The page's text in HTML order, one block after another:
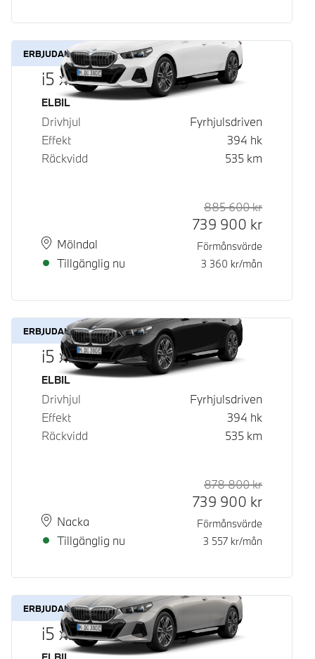
ERBJUDANDE
i5 xDrive40 Touring
Bränsle
ELBIL
Drivhjul
Fyrhjulsdriven
Effekt
394 hk
Räckvidd
535 km
PlatsMölndal
Leveranstid
Tillgänglig nu
Rek. ord
885 600kr
739 900 kr
Förmånsvärde
3 360 kr/mån
ERBJUDANDE
i5 xDrive40 Touring
Bränsle
ELBIL
Drivhjul
Fyrhjulsdriven
Effekt
394 hk
Räckvidd
535 km
PlatsNacka
Leveranstid
Tillgänglig nu
Rek. ord
878 800kr
739 900 kr
Förmånsvärde
3 557 kr/mån
ERBJUDANDE
i5 xDrive40 Touring